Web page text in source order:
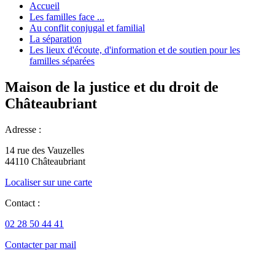
Accueil
Les familles face ...
Au conflit conjugal et familial
La séparation
Les lieux d'écoute, d'information et de soutien pour les
familles séparées
Maison de la justice et du droit de
Châteaubriant
Adresse :
14 rue des Vauzelles
44110 Châteaubriant
Localiser sur une carte
Contact :
02 28 50 44 41
Contacter par mail